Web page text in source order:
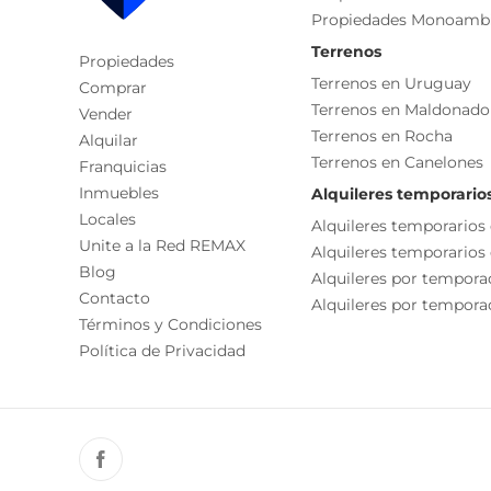
Propiedades
Comprar
Vender
Alquilar
Franquicias
Inmuebles
Locales
Unite a la Red REMAX
Blog
Contacto
Términos y Condiciones
Política de Privacidad
Propiedades
Terrenos
Terrenos en Uruguay
Terrenos en Maldonado
Terrenos en Rocha
Terrenos en Canelones
Alquileres
Alquileres temporarios
Alquileres temporarios
Alquileres por
Alquileres por